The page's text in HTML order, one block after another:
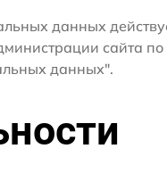
данных
сайта
данных".